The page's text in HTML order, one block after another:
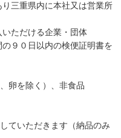
り三重県内に本社又は営業所
ただける企業・団体
９０日以内の検便証明書を
卵を除く）、非食品
いただきます（納品のみ